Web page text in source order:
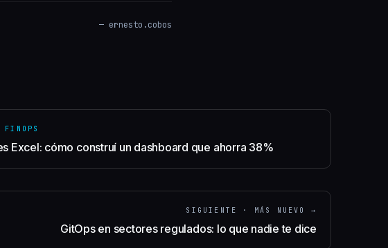
— ernesto.cobos
FINOPS
Excel: cómo construí un dashboard que ahorra 38%
SIGUIENTE · MÁS NUEVO →
GitOps en sectores regulados: lo que nadie te dice